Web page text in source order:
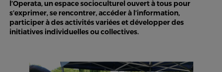
l’Operata, un espace socioculturel ouvert à tous pour
s’exprimer, se rencontrer, accéder à l’information,
participer à des activités variées et développer des
initiatives individuelles ou collectives.